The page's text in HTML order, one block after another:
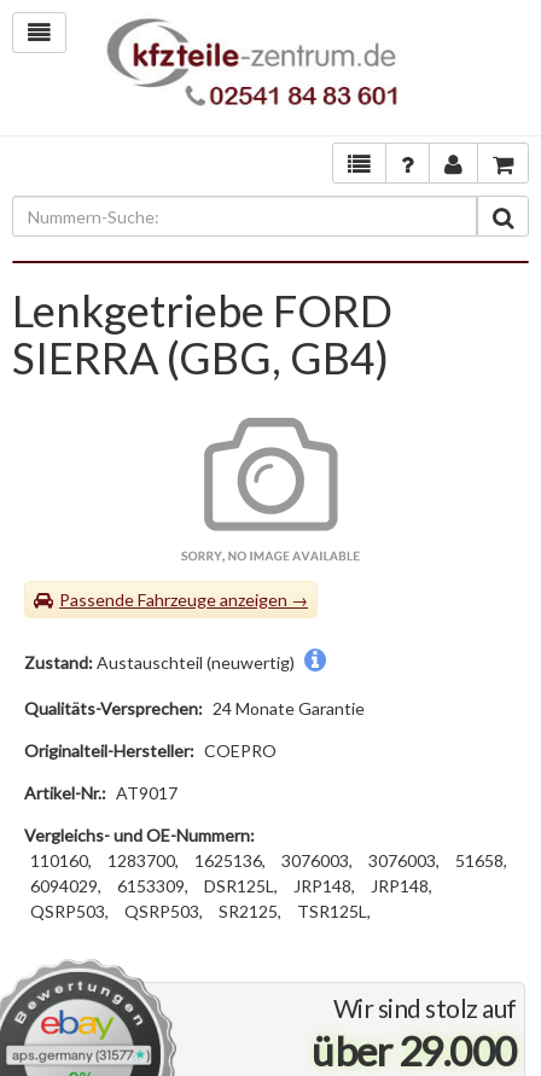
Lenkgetriebe FORD
SIERRA (GBG, GB4)
Passende Fahrzeuge
Wir sind stolz auf
über 29.000
Zustand:Austauschteil (neuwertig)
Qualitäts-Versprechen: 24 Monate Garantie
Originalteil-Hersteller: COEPRO
Artikel-Nr.: AT9017
Vergleichs- und OE-Nummern:
110160,
1283700, 1625136, 3076003, 3076003,
51658,
6094029,
6153309, DSR125L, JRP148,
JRP148,
QSRP503,
QSRP503, SR2125, TSR125L,